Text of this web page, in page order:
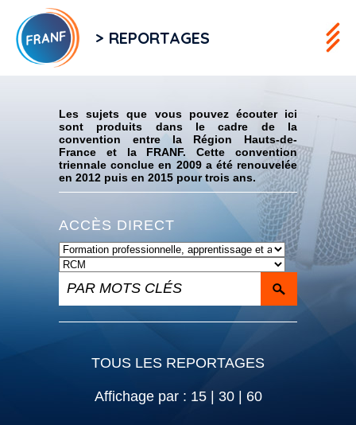
> REPORTAGES
Les sujets que vous pouvez écouter ici
sont produits dans le cadre de la
convention entre la Région Hauts-de-
France et la FRANF. Cette convention
triennale conclue en 2009 a été renouvelée
en 2012 puis en 2015 pour trois ans.
ACCÈS DIRECT
TOUS LES REPORTAGES
Affichage par : 15| 30| 60